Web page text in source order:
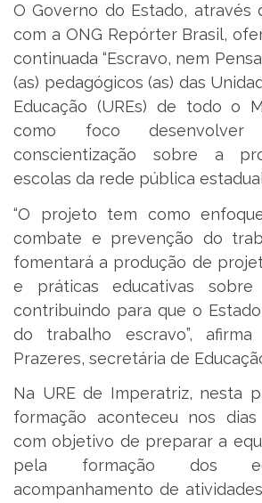
O Governo do Estado, através
com a ONG Repórter Brasil,
continuada “Escravo, nem
(as) pedagógicos (as) das
Educação (UREs) de todo o
como foco
conscientização sobre a
escolas da rede pública
“O projeto tem como
combate e prevenção do
fomentará a produção de
e práticas educativas sobre
contribuindo para que o
do trabalho escravo”,
Prazeres, secretária de
Na URE de Imperatriz, nesta
formação aconteceu nos
com objetivo de preparar a
pela formação dos
acompanhamento de